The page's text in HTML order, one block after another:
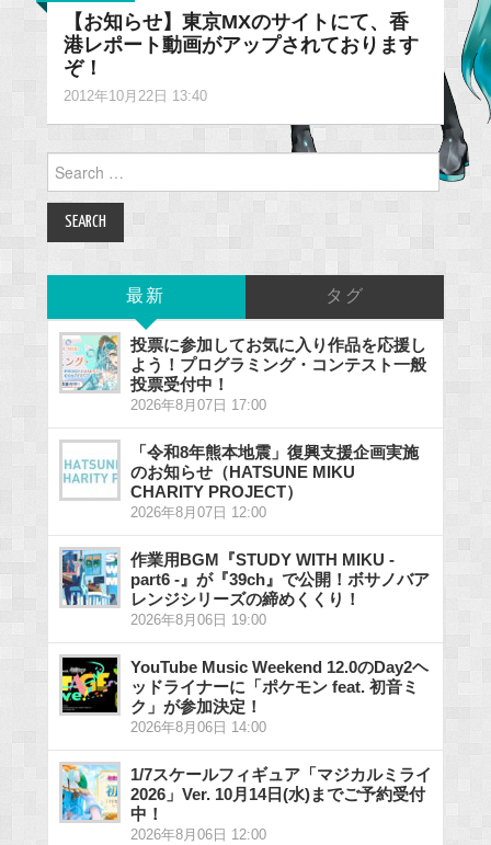
【お知らせ】東京MXのサイトにて、香
港レポート動画がアップされております
ぞ！
2012年10月22日 13:40
Search
for:
最新 タグ
投票に参加してお気に入り作品を応援し
よう！プログラミング・コンテスト一般
投票受付中！
2026年8月07日 17:00
「令和8年熊本地震」復興支援企画実施
のお知らせ（HATSUNE MIKU
CHARITY PROJECT）
2026年8月07日 12:00
作業用BGM『STUDY WITH MIKU -
part6 -』が『39ch』で公開！ボサノバア
レンジシリーズの締めくくり！
2026年8月06日 19:00
YouTube Music Weekend 12.0のDay2ヘ
ッドライナーに「ポケモン feat. 初音ミ
ク」が参加決定！
2026年8月06日 14:00
1/7スケールフィギュア「マジカルミライ
2026」Ver. 10月14日(水)までご予約受付
中！
2026年8月06日 12:00